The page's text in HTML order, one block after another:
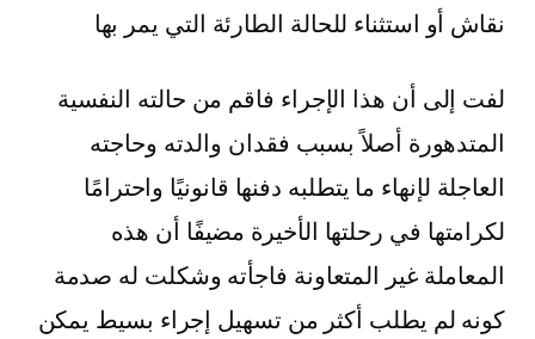
نقاش أو استثناء للحالة الطارئة التي يمر بها
لفت إلى أن هذا الإجراء فاقم من حالته النفسية
المتدهورة أصلاً بسبب فقدان والدته وحاجته
العاجلة لإنهاء ما يتطلبه دفنها قانونيًا واحترامًا
لكرامتها في رحلتها الأخيرة مضيفًا أن هذه
المعاملة غير المتعاونة فاجأته وشكلت له صدمة
كونه لم يطلب أكثر من تسهيل إجراء بسيط يمكن